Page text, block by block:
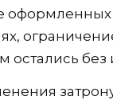
оформленных
остались